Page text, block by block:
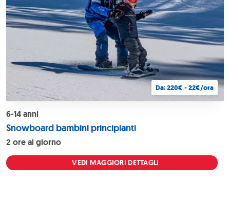
Da: 220€ - 22€/ora
6-14 anni
Snowboard bambini principianti
2 ore al giorno
VEDI MAGGIORI DETTAGLI